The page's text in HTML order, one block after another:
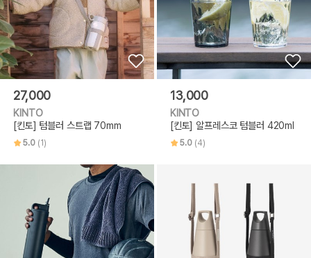
27,000
KINTO
[킨토] 텀블러 스트랩 70mm
5.0 (1)
13,000
KINTO
[킨토] 알프레스코 텀블러 420ml
5.0 (4)